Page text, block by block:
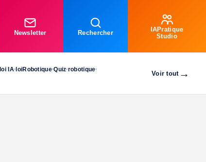
Newsletter Rechercher
IAPratique
Studio
loi IA• loiRobotique•Quiz•robotique•
Voir tout→